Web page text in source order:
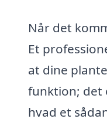
Når det
Et
at dine
funktion; det
hvad et